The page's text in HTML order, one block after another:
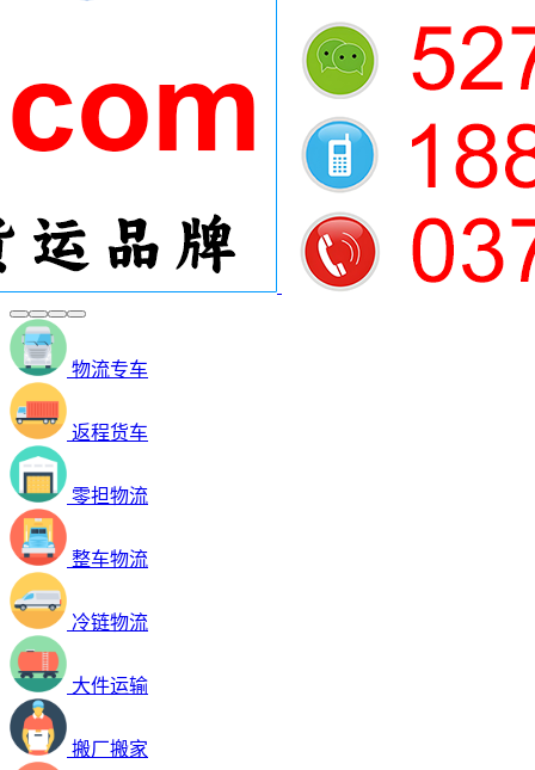
物流专车
返程货车
零担物流
整车物流
冷链物流
大件运输
搬厂搬家